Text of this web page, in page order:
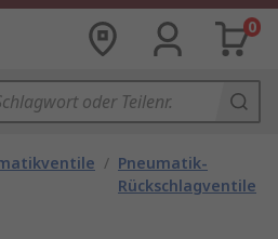
0
/ Pneumatik-
Rückschlagventile